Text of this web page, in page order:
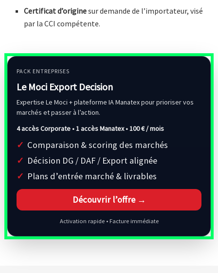
Certificat d’originesur demande de l’importateur, visé
par la CCI compétente.
PACK ENTREPRISES
Le Moci Export Decision
Expertise Le Moci + plateforme IA Manatex pour prioriser vos
marchés et passer à l’action.
4 accès Corporate • 1 accès Manatex •100 € / mois
Comparaison & scoring des marchés
Décision DG / DAF / Export alignée
Plans d’entrée marché & livrables
Découvrir l’offre →
Activation rapide • Facture immédiate